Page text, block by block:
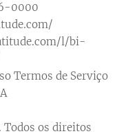
0000
l/bi-
Termos de Serviço
os direitos